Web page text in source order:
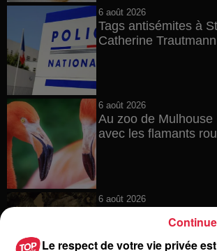
6 août 2026
Tags antisémites à
Catherine
6 août 2026
Au zoo de Mulhouse
avec les flamants
6 août 2026
pape à Metz en
Le respect de votre vie privée